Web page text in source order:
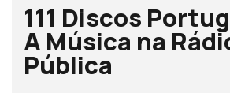
111 Discos
A Música na
Pública